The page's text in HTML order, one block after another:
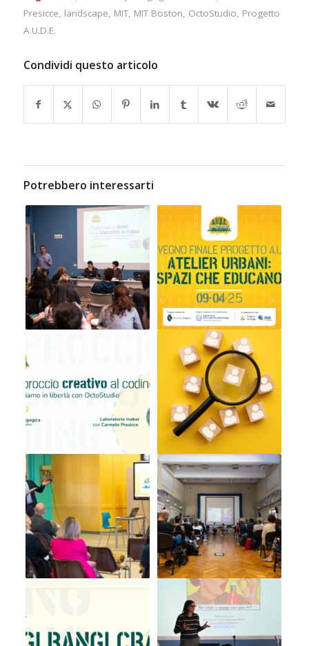
Presicce, landscape, MIT, MIT Boston, OctoStudio, Progetto
A.U.D.E.
Condividi questo articolo
Potrebbero interessarti